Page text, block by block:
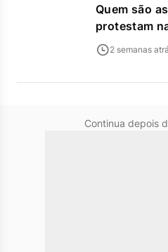
Quem são
protestam
2 semanas
Continua depois